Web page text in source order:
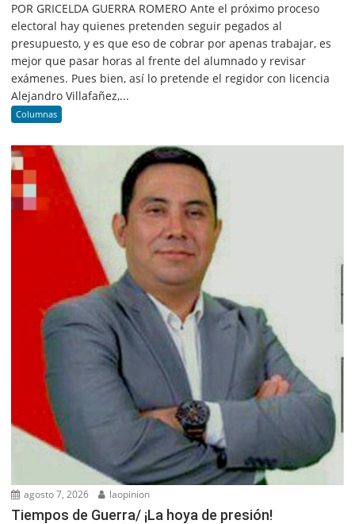
POR GRICELDA GUERRA ROMERO Ante el próximo proceso
electoral hay quienes pretenden seguir pegados al
presupuesto, y es que eso de cobrar por apenas trabajar, es
mejor que pasar horas al frente del alumnado y revisar
exámenes. Pues bien, así lo pretende el regidor con licencia
Alejandro Villafañez,...
Columnas
agosto 7, 2026 laopinion
Tiempos de Guerra/ ¡La hoya de presión!